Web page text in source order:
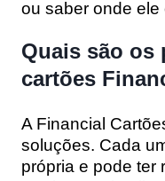
ou saber onde ele
Quais são
cartões
A Financial
soluções. Cada
própria e pode ter